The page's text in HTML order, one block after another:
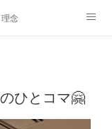
念
ひとコマ🤗